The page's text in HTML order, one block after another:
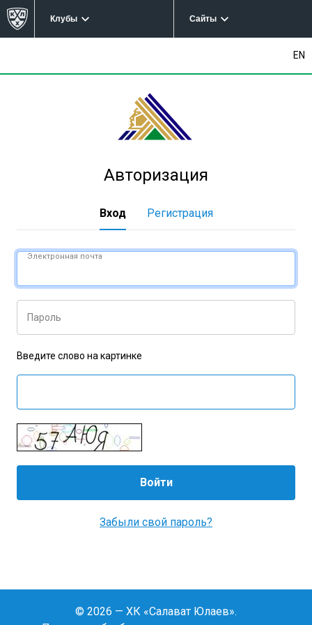
Клубы Сайты
EN
Авторизация
Вход Регистрация
Электронная почта
Пароль
Введите слово на картинке
Забыли свой пароль?
© 2026 — ХК «Салават Юлаев».